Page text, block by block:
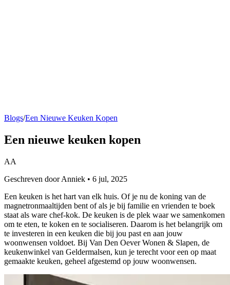
Blogs/Een Nieuwe Keuken Kopen
Een nieuwe keuken kopen
AA
Geschreven door Anniek • 6 jul, 2025
Een keuken is het hart van elk huis. Of je nu de koning van de
magnetronmaaltijden bent of als je bij familie en vrienden te boek
staat als ware chef-kok. De keuken is de plek waar we samenkomen
om te eten, te koken en te socialiseren. Daarom is het belangrijk om
te investeren in een keuken die bij jou past en aan jouw
woonwensen voldoet. Bij Van Den Oever Wonen & Slapen, de
keukenwinkel van Geldermalsen, kun je terecht voor een op maat
gemaakte keuken, geheel afgestemd op jouw woonwensen.